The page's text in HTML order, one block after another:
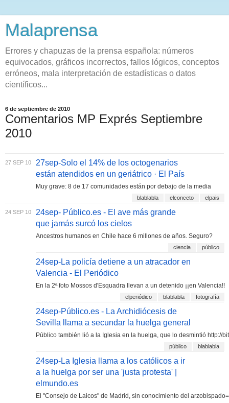
Malaprensa
Errores y chapuzas de la prensa española: números
equivocados, gráficos incorrectos, fallos lógicos, conceptos
erróneos, mala interpretación de estadísticas o datos
científicos...
6 de septiembre de 2010
Comentarios MP Exprés Septiembre
2010
27 SEP 10
27sep-Solo el 14% de los octogenarios
están atendidos en un geriátrico · El País
Muy grave: 8 de 17 comunidades están por debajo de la media
blablabla elconceto elpais
24 SEP 10
24sep- Público.es - El ave más grande
que jamás surcó los cielos
Ancestros humanos en Chile hace 6 millones de años. Seguro?
ciencia público
24sep-La policía detiene a un atracador en
Valencia - El Periódico
En la 2ª foto Mossos d'Esquadra llevan a un detenido ¡¡en Valencia!!
elperiódico blablabla fotografía
24sep-Público.es - La Archidiócesis de
Sevilla llama a secundar la huelga general
Público también lió a la Iglesia en la huelga, que lo desmintió http://
público blablabla
24sep-La Iglesia llama a los católicos a ir
a la huelga por ser una 'justa protesta' |
elmundo.es
El "Consejo de Laicos" de Madrid, sin conocimiento del